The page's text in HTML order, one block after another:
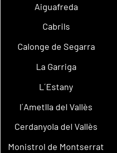
Aiguafreda
Cabrils
Calonge de Segarra
La Garriga
L´Estany
l´Ametlla del Vallès
Cerdanyola del Vallès
Monistrol de Montserrat